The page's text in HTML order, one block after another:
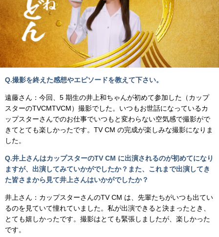
Q.撮影を終えた感想やエピソードを教えて下さい。
遠藤さん：今回、5 期生の井上和ちゃんが初めて参加した（カップ
スターのTVCMTVCM）撮影でした。いつもお世話になっているカ
ップスターさんでのお仕事でいつもと変わらない空気感で撮影がで
きてとても楽しかったです。TV CM の完成が楽しみな撮影になりま
した。
Q.井上さんはカップスターのTV CM に出演されるのが初めてになり
ますが、出演してみていかがでしたか？また、これまで出演してき
た皆さまから見て井上さんはいかがでしたか？
井上さん：カップスターさんのTV CM は、先輩たちがいつも出てい
るのを見ていて憧れていました。私が出演できると決まったとき、
とても嬉しかったです。撮影はとても緊張しましたが、楽しかった
です。